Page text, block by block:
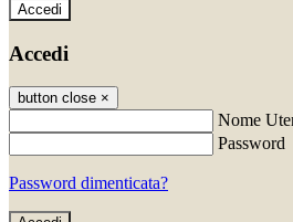
Accedi
Accedi
button close ×
Nome
Password
Password dimenticata?